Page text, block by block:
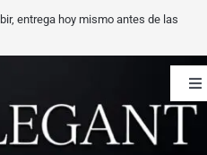
entrega hoy mismo antes de las